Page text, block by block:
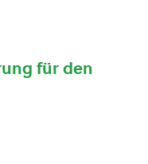
für den